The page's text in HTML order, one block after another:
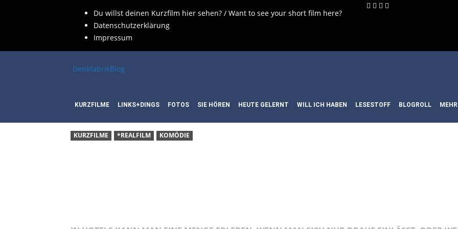
Du willst deinen Kurzfilm hier sehen? / Want to see your short film here?
Datenschutzerklärung
Impressum
DenkfabrikBlog
KURZFILME LINKS+DINGS FOTOS SIE HÖREN HEUTE GELERNT WILL ICH HABEN LESESTOFF BLOGROLL
KURZFILME *REALFILM KOMÖDIE